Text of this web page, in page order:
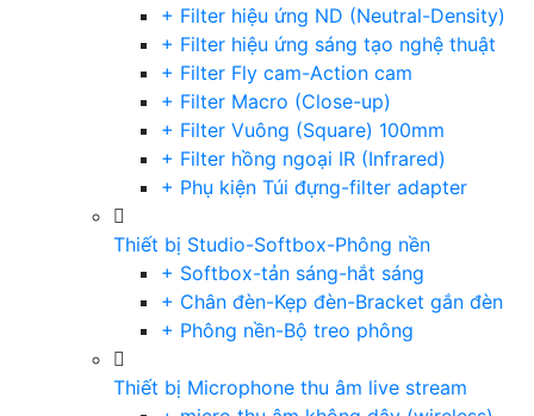
+ Filter hiệu ứng ND (Neutral-Density)
+ Filter hiệu ứng sáng tạo nghệ thuật
+ Filter Fly cam-Action cam
+ Filter Macro (Close-up)
+ Filter Vuông (Square) 100mm
+ Filter hồng ngoại IR (Infrared)
+ Phụ kiện Túi đựng-filter adapter
Thiết bị Studio-Softbox-Phông nền
+ Softbox-tản sáng-hắt sáng
+ Chân đèn-Kẹp đèn-Bracket gắn đèn
+ Phông nền-Bộ treo phông
Thiết bị Microphone thu âm live stream